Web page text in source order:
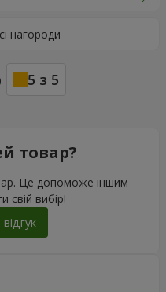
5 з 5
товар?
Це допоможе іншим
свій вибір!